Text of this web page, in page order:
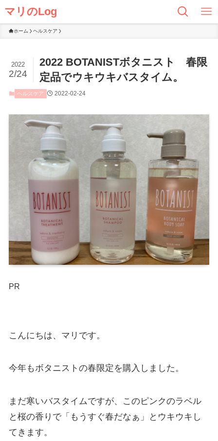
マリのLog
ホーム ヘルスケア
2022 BOTANISTボタニスト 春限
定品でウキウキバスタイム。
2022
2/24
ヘルスケア 2022-02-24
PR
こんにちは、マリです。
今年もボタニストの春限定を購入しました。
まだ寒いバスタイムですが、このピンクのラベル
と桜の香りで「もうすぐ春だなぁ」とウキウキし
てきます。